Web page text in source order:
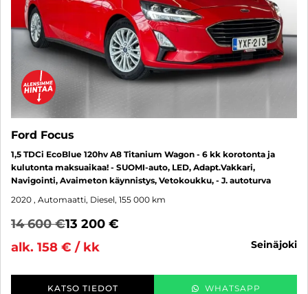
Ford Focus
1,5 TDCi EcoBlue 120hv A8 Titanium Wagon - 6 kk korotonta ja
kulutonta maksuaikaa! - SUOMI-auto, LED, Adapt.Vakkari,
Navigointi, Avaimeton käynnistys, Vetokoukku, - J. autoturva
2020 , Automaatti, Diesel, 155 000 km
14 600 €13 200 €
alk. 158 € / kk
seinäjoki
KATSO TIEDOT WHATSAPP